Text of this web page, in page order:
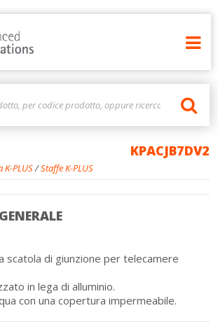
K-PLUS/Staffe K-PLUS
KPACJB7DV2
scatola di giunzione per telecamere
in lega di alluminio.
con una copertura impermeabile.